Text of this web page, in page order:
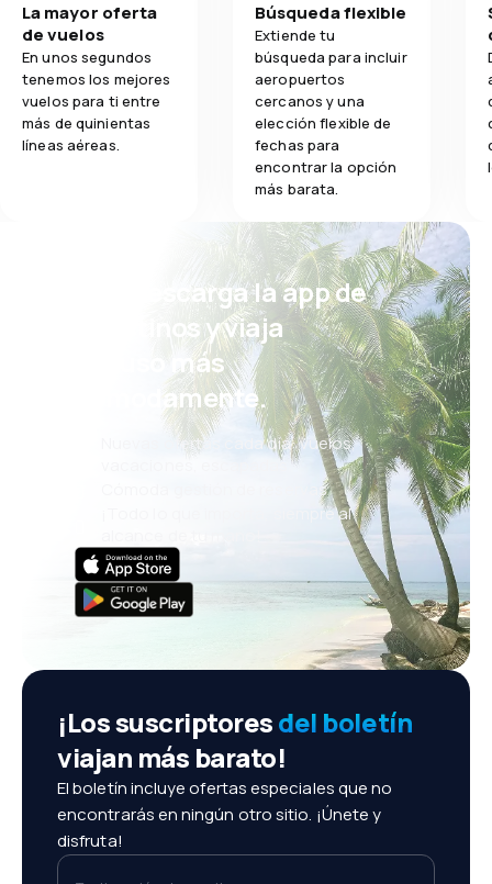
La mayor oferta
de vuelos
En unos segundos
tenemos los mejores
vuelos para ti entre
más de quinientas
líneas aéreas.
Búsqueda flexible
Extiende tu
búsqueda para incluir
aeropuertos
cercanos y una
elección flexible de
fechas para
encontrar la opción
más barata.
¡Eh! Descarga la app de
eDestinos y viaja
incluso más
cómodamente.
Nuevas ofertas cada día: vuelos,
vacaciones, escapadas
Cómoda gestión de reservas
¡Todo lo que importa, siempre al
¡Los suscriptoresdel boletín
viajan más barato!
El boletín incluye ofertas especiales que no
encontrarás en ningún otro sitio. ¡Únete y
disfruta!
Tu dirección de email